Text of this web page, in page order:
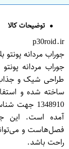
توضیحات کالا
p30roid.ir
جوراب مردانه پونتو بلانکو
طراحی شیک و
1348910
آمده است. این
فصل‌هاست و
راحت باشد.